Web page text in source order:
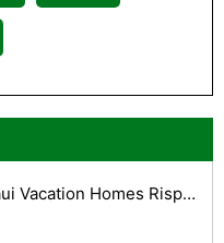
Maui Resorts vacanza e Maui Vacation Homes Rispetto